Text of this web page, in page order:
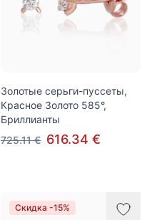
Золотые серьги-пуссеты,
Красное Золото 585°,
Бриллианты
725.11 € 616.34 €
Скидка -15%